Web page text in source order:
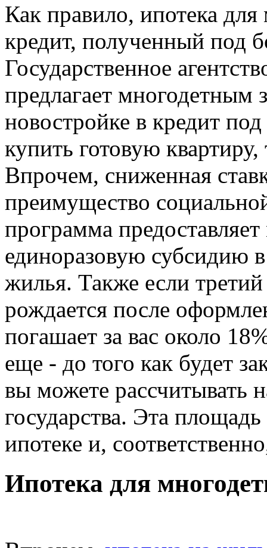
Как правило, ипотека
кредит, полученный под
Государственное
предлагает
новостройке в кредит
купить готовую квартиру,
Впрочем, сниженная
преимущество
программа
единоразовую субсидию
жилья. Также если
рождается после
погашает за вас около
еще - до того как будет
вы можете рассчитывать
государства. Эта
ипотеке и,
Ипотека для